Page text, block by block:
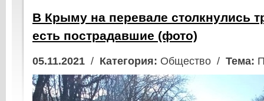
В Крыму на перевале столкнулись
есть пострадавшие (фото)
05.11.2021 / Категория: Общество / Тема: